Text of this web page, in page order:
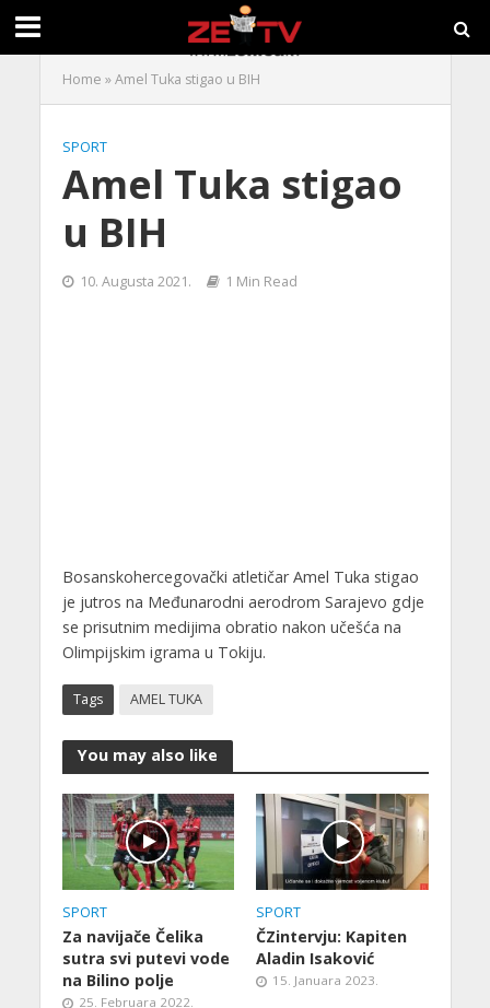
Home »Amel Tuka stigao u BIH
SPORT
Amel Tuka stigao
u BIH
10. Augusta 2021. 1 Min Read
Bosanskohercegovački atletičar Amel Tuka stigao
je jutros na Međunarodni aerodrom Sarajevo gdje
se prisutnim medijima obratio nakon učešća na
Olimpijskim igrama u Tokiju.
Tags AMEL TUKA
You may also like
SPORT
Za navijače Čelika
sutra svi putevi vode
na Bilino polje
25. Februara 2022.
SPORT
ČZintervju: Kapiten
Aladin Isaković
15. Januara 2023.